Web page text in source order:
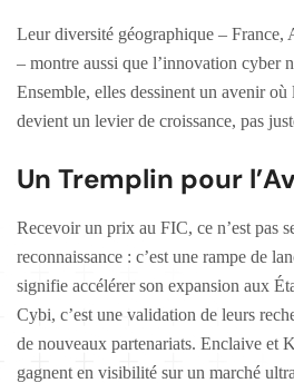
Leur diversité géographique – France,
– montre aussi que l’innovation cyber
Ensemble, elles dessinent un avenir
devient un levier de croissance, pas
Un Tremplin pour
Recevoir un prix au FIC, ce n’est pas
reconnaissance : c’est une rampe de
signifie accélérer son expansion aux
Cybi, c’est une validation de leurs
de nouveaux partenariats. Enclaive et
gagnent en visibilité sur un marché